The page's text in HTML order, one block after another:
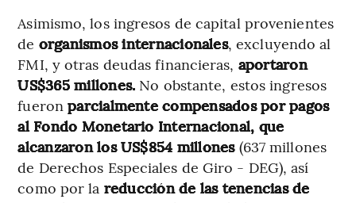
Asimismo, los ingresos de capital provenientes
de organismos internacionales, excluyendo al
FMI, y otras deudas financieras, aportaron
US$365 millones. No obstante, estos ingresos
fueronparcialmente compensados por pagos
al Fondo Monetario Internacional, que
alcanzaron los US$854 millones(637 millones
de Derechos Especiales de Giro - DEG), así
como por la reducción de las tenencias de